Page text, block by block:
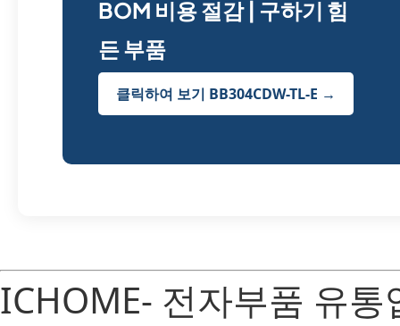
BOM 비용 절감 | 구하기 힘
든 부품
클릭하여 보기 BB304CDW-TL-E →
ICHOME- 전자부품 유